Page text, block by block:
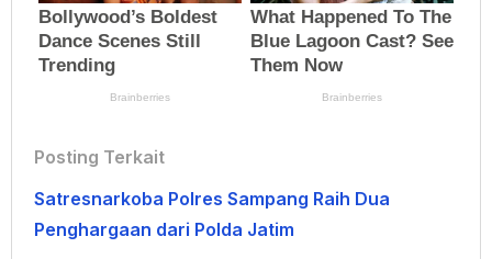
Posting Terkait
Satresnarkoba Polres Sampang Raih Dua
Penghargaan dari Polda Jatim